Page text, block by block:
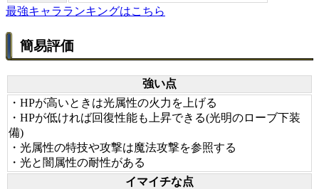
最強キャラランキングはこちら
簡易評価
強い点
・HPが高いときは光属性の火力を上げる
・HPが低ければ回復性能も上昇できる(光明のローブ下装
備)
・光属性の特技や攻撃は魔法攻撃を参照する
・光と闇属性の耐性がある
イマイチな点